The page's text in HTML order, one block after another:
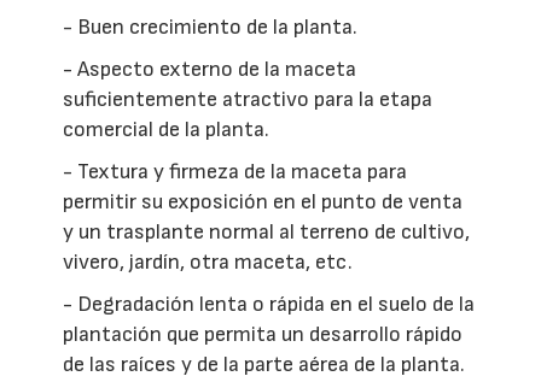
- Buen crecimiento de la planta.
- Aspecto externo de la maceta
suficientemente atractivo para la etapa
comercial de la planta.
- Textura y firmeza de la maceta para
permitir su exposición en el punto de venta
y un trasplante normal al terreno de cultivo,
vivero, jardín, otra maceta, etc.
- Degradación lenta o rápida en el suelo de la
plantación que permita un desarrollo rápido
de las raíces y de la parte aérea de la planta.